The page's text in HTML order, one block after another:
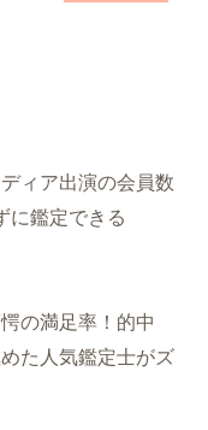
ィア出演の会員数
に鑑定できる
の満足率！的中
た人気鑑定士がズ